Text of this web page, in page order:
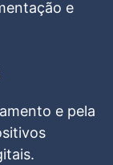
e
e pela